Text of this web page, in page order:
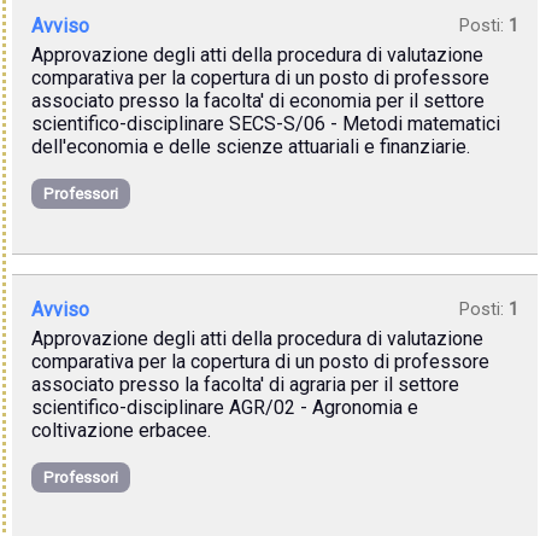
Avviso Posti: 1
Approvazione degli atti della procedura di valutazione
comparativa per la copertura di un posto di professore
associato presso la facolta' di economia per il settore
scientifico-disciplinare SECS-S/06 - Metodi matematici
dell'economia e delle scienze attuariali e finanziarie.
Professori
Avviso Posti: 1
Approvazione degli atti della procedura di valutazione
comparativa per la copertura di un posto di professore
associato presso la facolta' di agraria per il settore
scientifico-disciplinare AGR/02 - Agronomia e
coltivazione erbacee.
Professori